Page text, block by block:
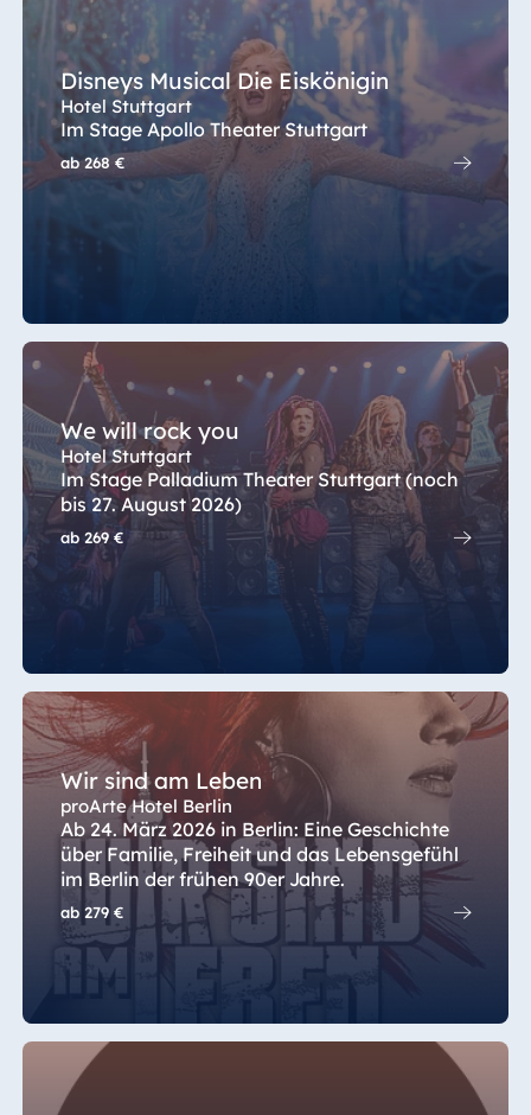
Disneys Musical Die Eiskönigin
Hotel Stuttgart
Im Stage Apollo Theater Stuttgart
ab268 €
We will rock you
Hotel Stuttgart
Im Stage Palladium Theater Stuttgart (noch
bis 27. August 2026)
ab269 €
Wir sind am Leben
proArte Hotel Berlin
Ab 24. März 2026 in Berlin: Eine Geschichte
über Familie, Freiheit und das Lebensgefühl
im Berlin der frühen 90er Jahre.
ab279 €